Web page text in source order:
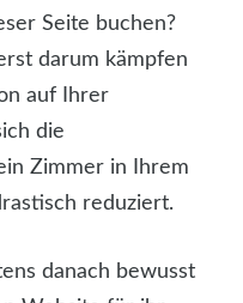
Seite buchen?
darum kämpfen
auf Ihrer
die
Zimmer in Ihrem
reduziert.
danach bewusst